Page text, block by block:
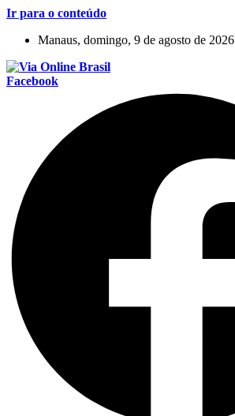
Ir para o conteúdo
Manaus, domingo, 9 de agosto de 2026
Facebook